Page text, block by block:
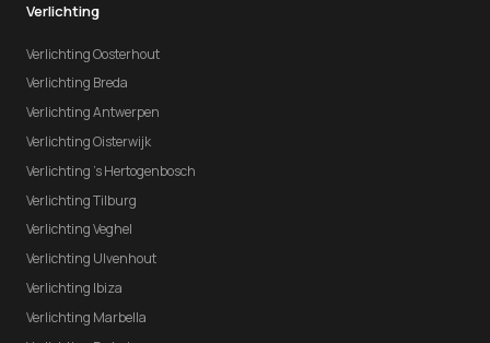
Verlichting
Verlichting Oosterhout
Verlichting Breda
Verlichting Antwerpen
Verlichting Oisterwijk
Verlichting 's Hertogenbosch
Verlichting Tilburg
Verlichting Veghel
Verlichting Ulvenhout
Verlichting Ibiza
Verlichting Marbella